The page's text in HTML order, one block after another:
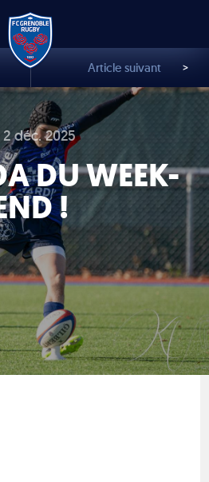
2 déc. 2025
DU WEEK-
!
Article suivant >